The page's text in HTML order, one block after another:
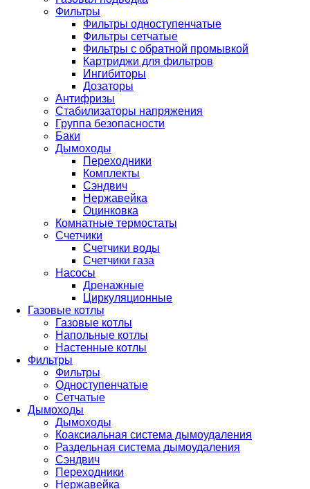
Фильтры
Фильтры одноступенчатые
Фильтры сетчатые
Фильтры с обратной промывкой
Картриджи для фильтров
Ингибиторы
Дозаторы
Антифризы
Стабилизаторы напряжения
Группа безопасности
Баки
Дымоходы
Переходники
Комплекты
Сэндвич
Нержавейка
Оцинковка
Комнатные термостаты
Счетчики
Счетчики воды
Счетчики газа
Насосы
Дренажные
Циркуляционные
Газовые котлы
Газовые котлы
Напольные котлы
Настенные котлы
Фильтры
Фильтры
Одноступенчатые
Сетчатые
Дымоходы
Дымоходы
Коаксиальная система дымоудаления
Раздельная система дымоудаления
Сэндвич
Переходники
Нержавейка